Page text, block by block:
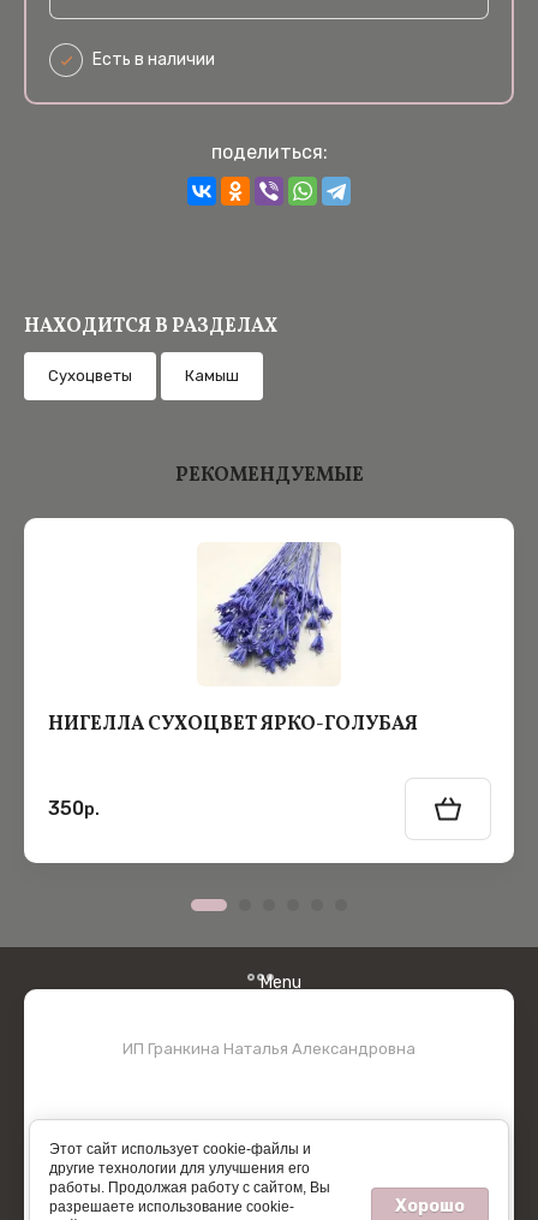
Есть в наличии
поделиться:
НАХОДИТСЯ В РАЗДЕЛАХ
Cухоцветы Камыш
РЕКОМЕНДУЕМЫЕ
НИГЕЛЛА СУХОЦВЕТ ЯРКО-ГОЛУБАЯ
350р.
Menu
ИП Гранкина Наталья Александровна
Этот сайт использует cookie-файлы и
другие технологии для улучшения его
работы. Продолжая работу с сайтом, Вы
разрешаете использование cookie-
Хорошо